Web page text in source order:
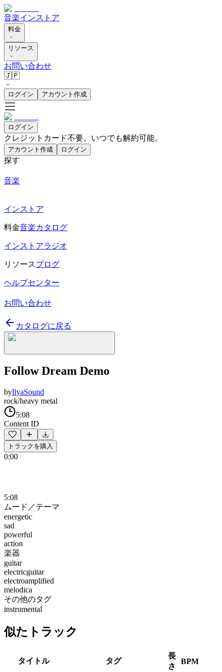
音楽インストア
料金
リソース
お問い合わせ
🇯🇵
ログイン アカウント作成
ログイン
クレジットカード不要。いつでも解約可能。
アカウント作成 ログイン
探す
音楽
インストア
料金音楽カタログ
インストアラジオ
リソースブログ
ヘルプセンター
お問い合わせ
カタログに戻る
Follow Dream Demo
byIlyaSound
rock/heavy metal
5:08
Content ID
トラックを購入
0:00
5:08
ムード／テーマ
energetic
sad
powerful
action
楽器
guitar
electricguitar
electroamplified
melodica
その他のタグ
instrumental
似たトラック
タイトル タグ
長
さ
BPM